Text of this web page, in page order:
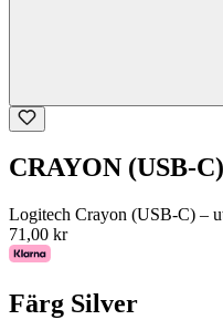
CRAYON (USB-
Logitech Crayon (USB-C) –
71,00 kr
Färg Silver